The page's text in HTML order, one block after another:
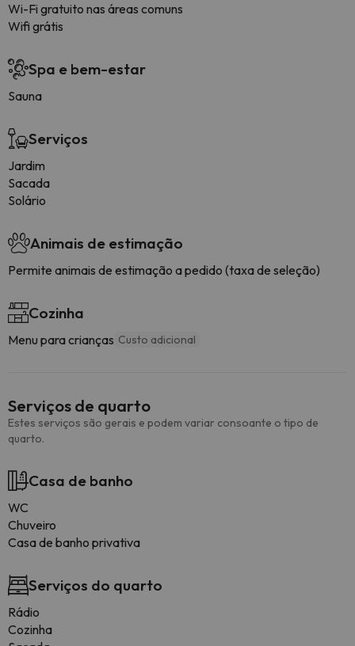
Wi-Fi gratuito nas áreas comuns
Wifi grátis
Spa e bem-estar
Sauna
Serviços
Jardim
Sacada
Solário
Animais de estimação
Permite animais de estimação a pedido (taxa de seleção)
Cozinha
Menu para crianças Custo adicional
Serviços de quarto
Estes serviços são gerais e podem variar consoante o tipo de
quarto.
Casa de banho
WC
Chuveiro
Casa de banho privativa
Serviços do quarto
Rádio
Cozinha